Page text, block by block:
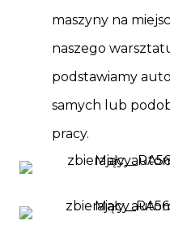
maszyny na
naszego
podstawiamy
samych lub
pracy.